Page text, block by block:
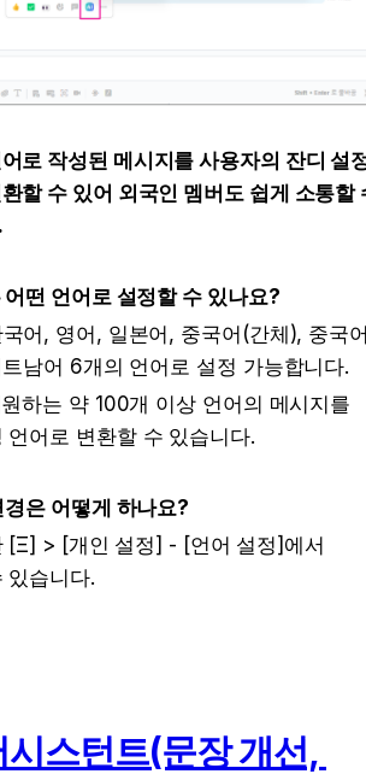
로 작성된 메시지를 사용자의 잔디 설
할 수 있어 외국인 멤버도 쉽게 소통할
어떤 언어로 설정할 수 있나요?
어, 영어, 일본어, 중국어(간체), 중국
남어 6개의 언어로 설정 가능합니다.
하는 약 100개 이상 언어의 메시지를
언어로 변환할 수 있습니다.
경은 어떻게 하나요?
[Ξ] > [개인 설정] - [언어 설정]에서
있습니다.
시스턴트(문장 개선,